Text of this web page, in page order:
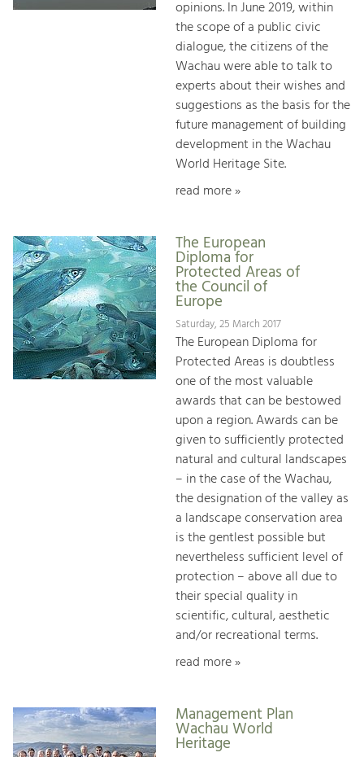
opinions. In June 2019, within
the scope of a public civic
dialogue, the citizens of the
Wachau were able to talk to
experts about their wishes and
suggestions as the basis for the
future management of building
development in the Wachau
World Heritage Site.
read more »
The European
Diploma for
Protected Areas of
the Council of
Europe
Saturday, 25 March 2017
The European Diploma for
Protected Areas is doubtless
one of the most valuable
awards that can be bestowed
upon a region. Awards can be
given to sufficiently protected
natural and cultural landscapes
– in the case of the Wachau,
the designation of the valley as
a landscape conservation area
is the gentlest possible but
nevertheless sufficient level of
protection – above all due to
their special quality in
scientific, cultural, aesthetic
and/or recreational terms.
read more »
Management Plan
Wachau World
Heritage